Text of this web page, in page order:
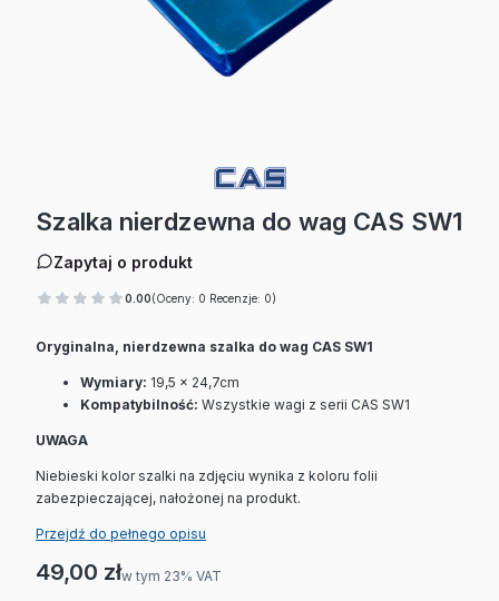
Szalka nierdzewna do wag CAS SW1
Zapytaj o produkt
0.00(Oceny: 0 Recenzje: 0)
Oryginalna, nierdzewna szalka do wag CAS SW1
Wymiary: 19,5 x 24,7cm
Kompatybilność: Wszystkie wagi z serii CAS SW1
UWAGA
Niebieski kolor szalki na zdjęciu wynika z koloru folii
zabezpieczającej, nałożonej na produkt.
Przejdź do pełnego opisu
Cena
49,00 złw tym 23% VAT
w tym 23% VAT